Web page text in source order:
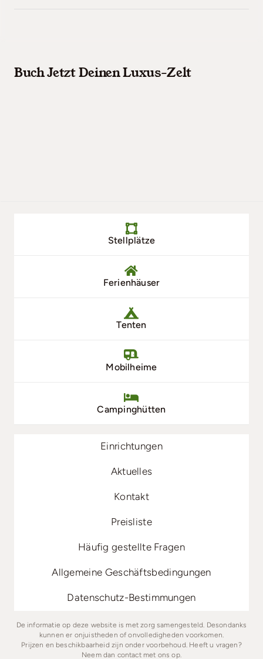
Buch Jetzt Deinen Luxus-Zelt
Stellplätze
Ferienhäuser
Tenten
Mobilheime
Campinghütten
Einrichtungen
Aktuelles
Kontakt
Preisliste
Häufig gestellte Fragen
Allgemeine Geschäftsbedingungen
Datenschutz-Bestimmungen
De informatie op deze website is met zorg samengesteld. Desondanks
kunnen er onjuistheden of onvolledigheden voorkomen.
Prijzen en beschikbaarheid zijn onder voorbehoud. Heeft u vragen?
Neem dan contact met ons op.